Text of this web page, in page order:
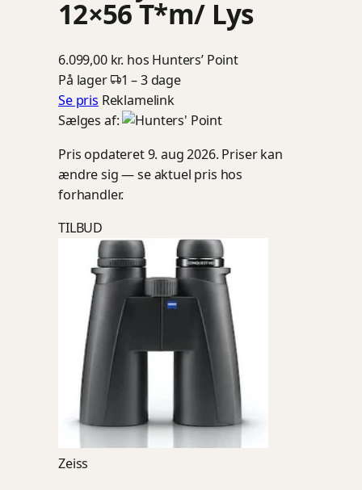
12×56 T*m/ Lys
6.099,00 kr. hos Hunters’ Point
På lager
1 – 3 dage
Se pris Reklamelink
Sælges af:
Pris opdateret 9. aug 2026. Priser kan
ændre sig — se aktuel pris hos
forhandler.
TILBUD
Zeiss